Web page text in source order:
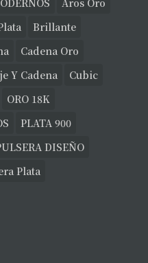
Aros Oro
Brillante
Cadena Oro
Y Cadena
Cubic
ORO 18K
PLATA 900
DISEÑO
Plata